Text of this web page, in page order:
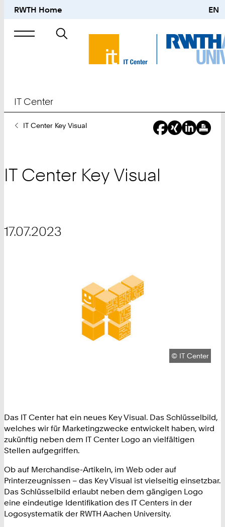
RWTH Home EN
Suche
nach
IT Center
SieIT Center Key Visual
IT Center Key Visual
17.07.2023
Urheberrecht:
© IT Center
Das IT Center hat ein neues Key Visual. Das Schlüsselbild,
welches wir für Marketingzwecke entwickelt haben, wird
zukünftig neben dem IT Center Logo an vielfältigen
Stellen aufgegriffen.
Ob auf Merchandise-Artikeln, im Web oder auf
Printerzeugnissen – das Key Visual ist vielseitig einsetzbar.
Das Schlüsselbild erlaubt neben dem gängigen Logo
eine eindeutige Identifikation des IT Centers in der
Logosystematik der RWTH Aachen University.